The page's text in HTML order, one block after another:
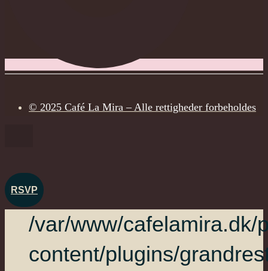
© 2025 Café La Mira – Alle rettigheder forbeholdes
RSVP
/var/www/cafelamira.dk/
content/plugins/